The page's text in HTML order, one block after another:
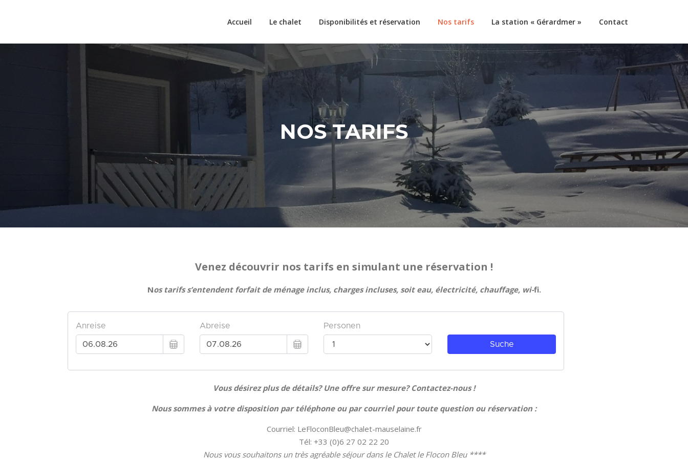
Accueil Le chalet Disponibilités et réservation Nos tarifs La station « Gérardmer » Contact
NOS TARIFS
Venez découvrir nos tarifs en simulant une réservation !
Nos tarifs s’entendent forfait de ménage inclus, charges incluses, soit eau, électricité, chauffage, wi-fi.
Vous désirez plus de détails? Une offre sur mesure? Contactez-nous !
Nous sommes à votre disposition par téléphone ou par courriel pour toute question ou réservation :
Courriel: LeFloconBleu@chalet-mauselaine.fr
Tél: +33 (0)6 27 02 22 20
Nous vous souhaitons un très agréable séjour dans le Chalet le Flocon Bleu ****